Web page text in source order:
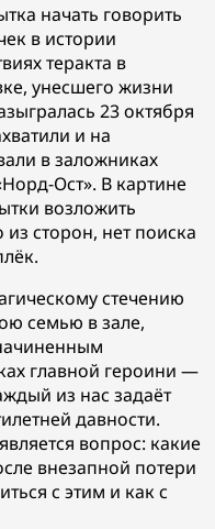
начать говорить
в истории
теракта в
унесшего жизни
23 октября
и на
в заложниках
Ост». В картине
возложить
из сторон, нет поиска
стечению
семью в зале,
главной героини —
из нас задаёт
давности.
вопрос: какие
внезапной потери
с этим и как с